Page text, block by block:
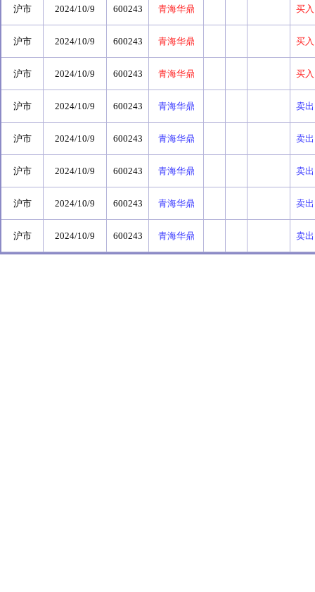
沪市 2024/10/9 600243 青海华鼎 买入
沪市 2024/10/9 600243 青海华鼎 买入
沪市 2024/10/9 600243 青海华鼎 买入
沪市 2024/10/9 600243 青海华鼎 卖出
沪市 2024/10/9 600243 青海华鼎 卖出
沪市 2024/10/9 600243 青海华鼎 卖出
沪市 2024/10/9 600243 青海华鼎 卖出
沪市 2024/10/9 600243 青海华鼎 卖出